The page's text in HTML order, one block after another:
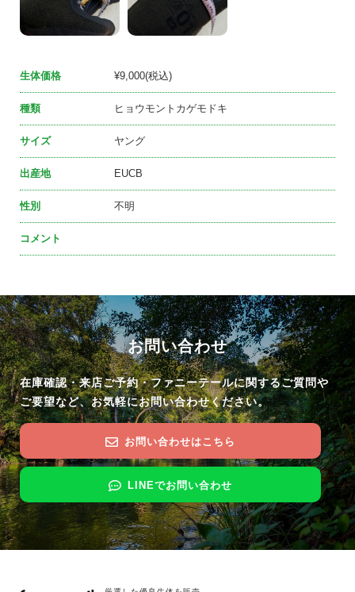
生体価格 ¥9,000(税込)
種類 ヒョウモントカゲモドキ
サイズ ヤング
出産地 EUCB
性別 不明
コメント
お問い合わせ
在庫確認・来店ご予約・ファニーテールに関するご質問や
ご要望など、お気軽にお問い合わせください。
お問い合わせはこちら
LINEでお問い合わせ